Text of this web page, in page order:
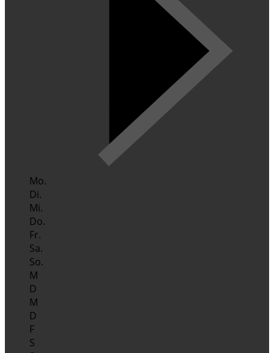
Mo.
Di.
Mi.
Do.
Fr.
Sa.
So.
M
D
M
D
F
S